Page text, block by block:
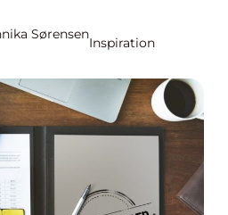
Sørensen
Inspiration